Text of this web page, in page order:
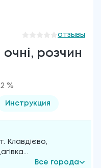
отзывы
розчин
%
Инструкция
Клавдієво,
...
Все города